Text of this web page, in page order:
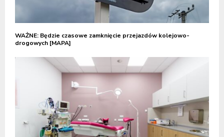
WAŻNE: Będzie czasowe zamknięcie przejazdów kolejowo-
drogowych [MAPA]